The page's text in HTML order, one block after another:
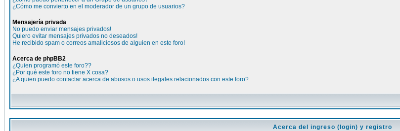
¿Cómo me convierto en el moderador de un grupo de usuarios?
Mensajería privada
No puedo enviar mensajes privados!
Quiero evitar mensajes privados no deseados!
He recibido spam o correos amaliciosos de alguien en este foro!
Acerca de phpBB2
¿Quien programó este foro??
¿Por qué este foro no tiene X cosa?
¿A quien puedo contactar acerca de abusos o usos ilegales relacionados con este foro?
Acerca del ingreso (login) y registro